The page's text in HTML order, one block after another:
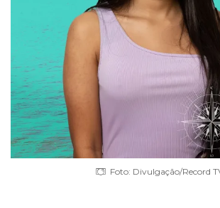
Foto: Divulgação/Record